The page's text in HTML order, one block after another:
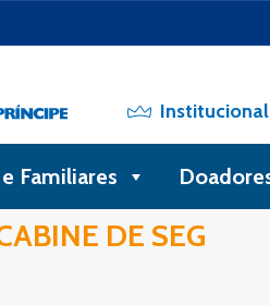
Institucional
Familiares
DE SEG